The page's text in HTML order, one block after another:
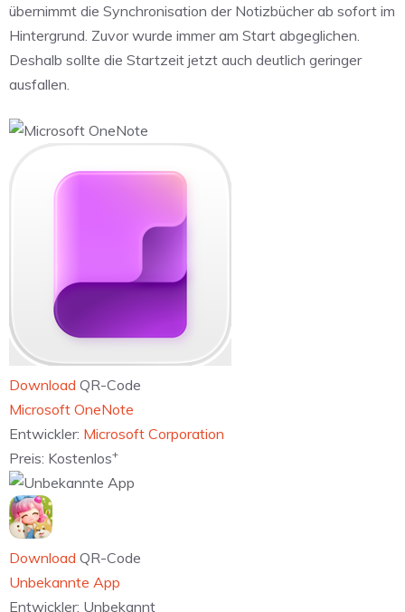
übernimmt die Synchronisation der Notizbücher ab sofort im
Hintergrund. Zuvor wurde immer am Start abgeglichen.
Deshalb sollte die Startzeit jetzt auch deutlich geringer
ausfallen.
Download QR-Code
‎Microsoft OneNote
Entwickler: Microsoft Corporation
Preis: Kostenlos+
Download QR-Code
Unbekannte App
Entwickler: Unbekannt